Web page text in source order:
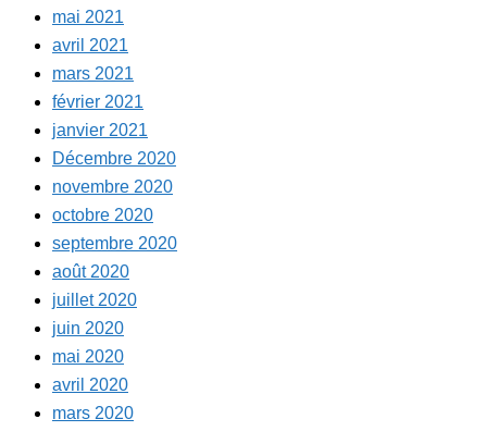
mai 2021
avril 2021
mars 2021
février 2021
janvier 2021
Décembre 2020
novembre 2020
octobre 2020
septembre 2020
août 2020
juillet 2020
juin 2020
mai 2020
avril 2020
mars 2020